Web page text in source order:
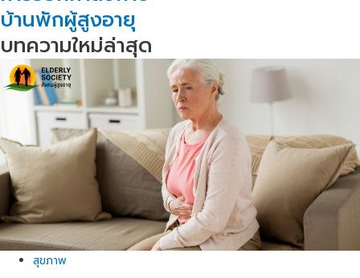
บ้านพักผู้สูงอายุ
บทความใหม่ล่าสุด
สุขภาพ